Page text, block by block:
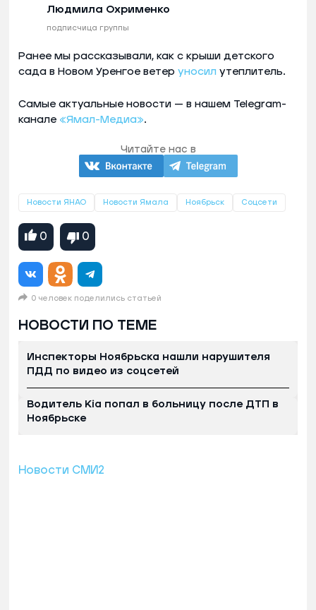
Людмила Охрименко
подписчица группы
Ранее мы рассказывали, как с крыши детского
сада в Новом Уренгое ветер уносил утеплитель.
Самые актуальные новости — в нашем Telegram-
канале «Ямал-Медиа».
Читайте нас в
Новости ЯНАО Новости Ямала Ноябрьск Соцсети
0 0
0 человек поделились статьей
НОВОСТИ ПО ТЕМЕ
Инспекторы Ноябрьска нашли нарушителя
ПДД по видео из соцсетей
Водитель Kia попал в больницу после ДТП в
Ноябрьске
Новости СМИ2